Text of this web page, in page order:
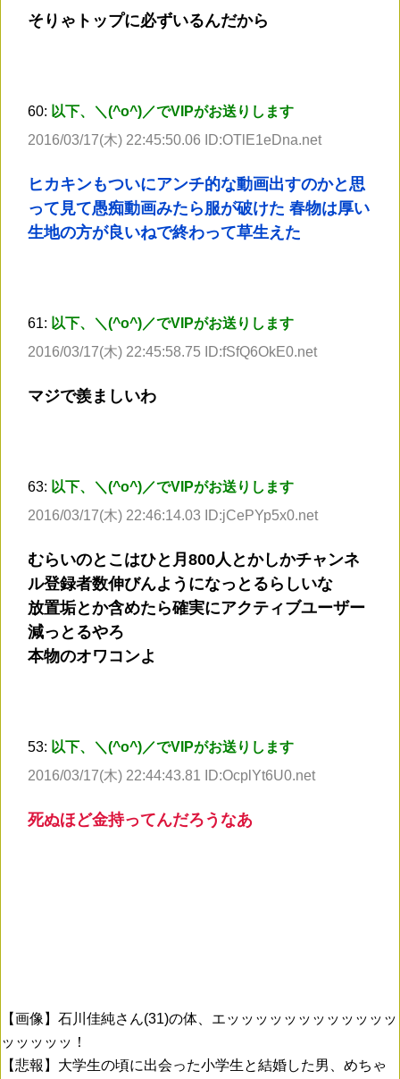
そりゃトップに必ずいるんだから
60: 以下、＼(^o^)／でVIPがお送りします
2016/03/17(木) 22:45:50.06 ID:OTlE1eDna.net
ヒカキンもついにアンチ的な動画出すのかと思
って見て愚痴動画みたら服が破けた 春物は厚い
生地の方が良いねで終わって草生えた
61: 以下、＼(^o^)／でVIPがお送りします
2016/03/17(木) 22:45:58.75 ID:fSfQ6OkE0.net
マジで羨ましいわ
63: 以下、＼(^o^)／でVIPがお送りします
2016/03/17(木) 22:46:14.03 ID:jCePYp5x0.net
むらいのとこはひと月800人とかしかチャンネ
ル登録者数伸びんようになっとるらしいな
放置垢とか含めたら確実にアクティブユーザー
減っとるやろ
本物のオワコンよ
53: 以下、＼(^o^)／でVIPがお送りします
2016/03/17(木) 22:44:43.81 ID:OcplYt6U0.net
死ぬほど金持ってんだろうなあ
【画像】石川佳純さん(31)の体、エッッッッッッッッッッッッ
ッッッッッ！
【悲報】大学生の頃に出会った小学生と結婚した男、めちゃ